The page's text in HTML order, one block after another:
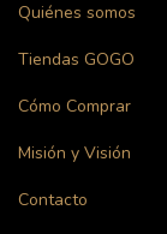
Quiénes somos
Tiendas GOGO
Cómo Comprar
Misión y Visión
Contacto